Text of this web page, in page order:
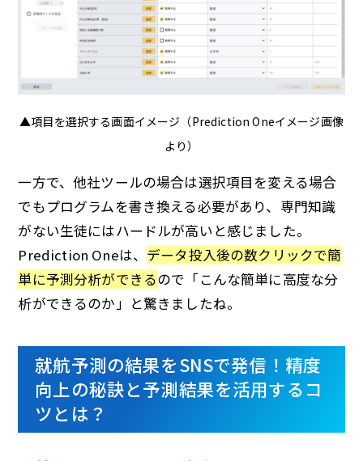
▲項目を選択する画面イメージ（Prediction Oneイメージ画像
より）
一方で、他社ツールの場合は選択項目を変える場合
でもプログラムを書き換える必要があり、専門知識
がない生徒にはハードルが高いと感じました。
Prediction Oneは、 データ投入後の数クリックで簡
単に予測分析ができるので「こんな簡単に高度な分
析ができるのか」と驚きましたね。
就航予測の結果をSNSで発信！精度
向上の秘訣と予測結果を活用するコ
ツとは？